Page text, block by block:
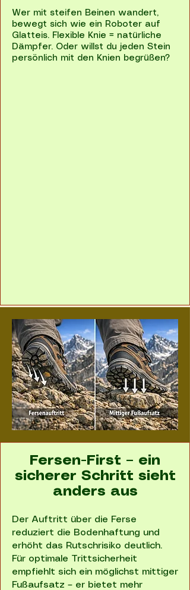
Wer mit steifen Beinen wandert,
bewegt sich wie ein Roboter auf
Glatteis. Flexible Knie = natürliche
Dämpfer. Oder willst du jeden Stein
persönlich mit den Knien begrüßen?
Fersen-First – ein
sicherer Schritt sieht
anders aus
Der Auftritt über die Ferse
reduziert die Bodenhaftung und
erhöht das Rutschrisiko deutlich.
Für optimale Trittsicherheit
empfiehlt sich ein möglichst mittiger
Fußaufsatz – er bietet mehr